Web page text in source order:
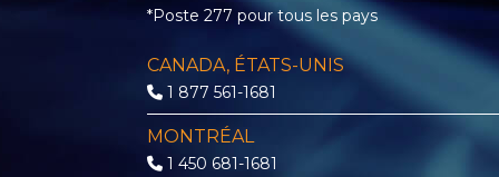
*Poste 277 pour tous les pays
CANADA, ÉTATS-UNIS
1 877 561-1681
MONTRÉAL
1 450 681-1681